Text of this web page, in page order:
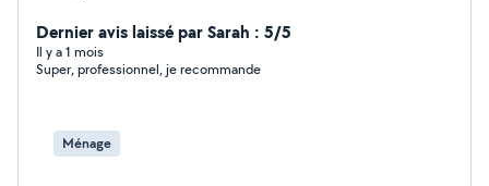
Dernier avis laissé par Sarah : 5/5
Il y a 1 mois
Super, professionnel, je recommande
Ménage